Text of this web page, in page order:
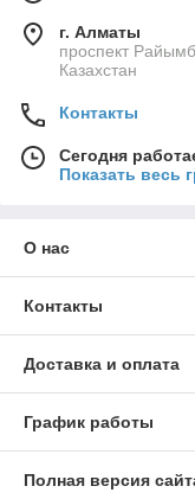
г. Алматы
проспект
Казахстан
Контакты
Сегодня
Показать весь
О нас
Контакты
Доставка и оплата
График работы
Полная версия